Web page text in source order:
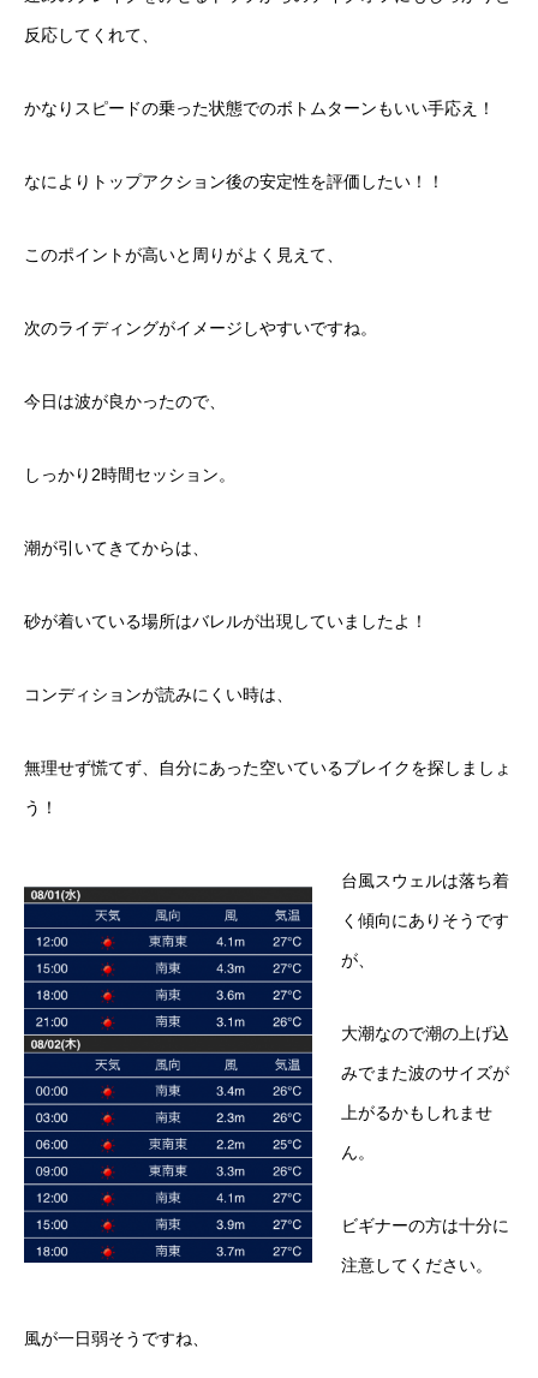
反応してくれて、
かなりスピードの乗った状態でのボトムターンもいい手応え！
なによりトップアクション後の安定性を評価したい！！
このポイントが高いと周りがよく見えて、
次のライディングがイメージしやすいですね。
今日は波が良かったので、
しっかり2時間セッション。
潮が引いてきてからは、
砂が着いている場所はバレルが出現していましたよ！
コンディションが読みにくい時は、
無理せず慌てず、自分にあった空いているブレイクを探しましょ
う！
台風スウェルは落ち着
く傾向にありそうです
が、
大潮なので潮の上げ込
みでまた波のサイズが
上がるかもしれませ
ん。
ビギナーの方は十分に
注意してください。
風が一日弱そうですね、